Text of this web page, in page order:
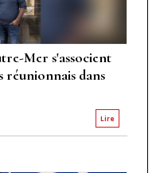
Mer s'associent
dans
Lire